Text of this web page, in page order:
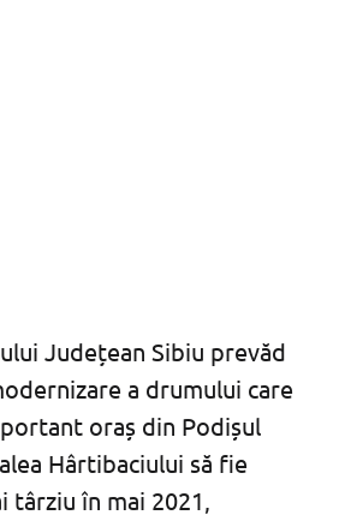
Județean Sibiu prevăd
a drumului care
oraș din Podișul
Hârtibaciului să fie
târziu în mai 2021,